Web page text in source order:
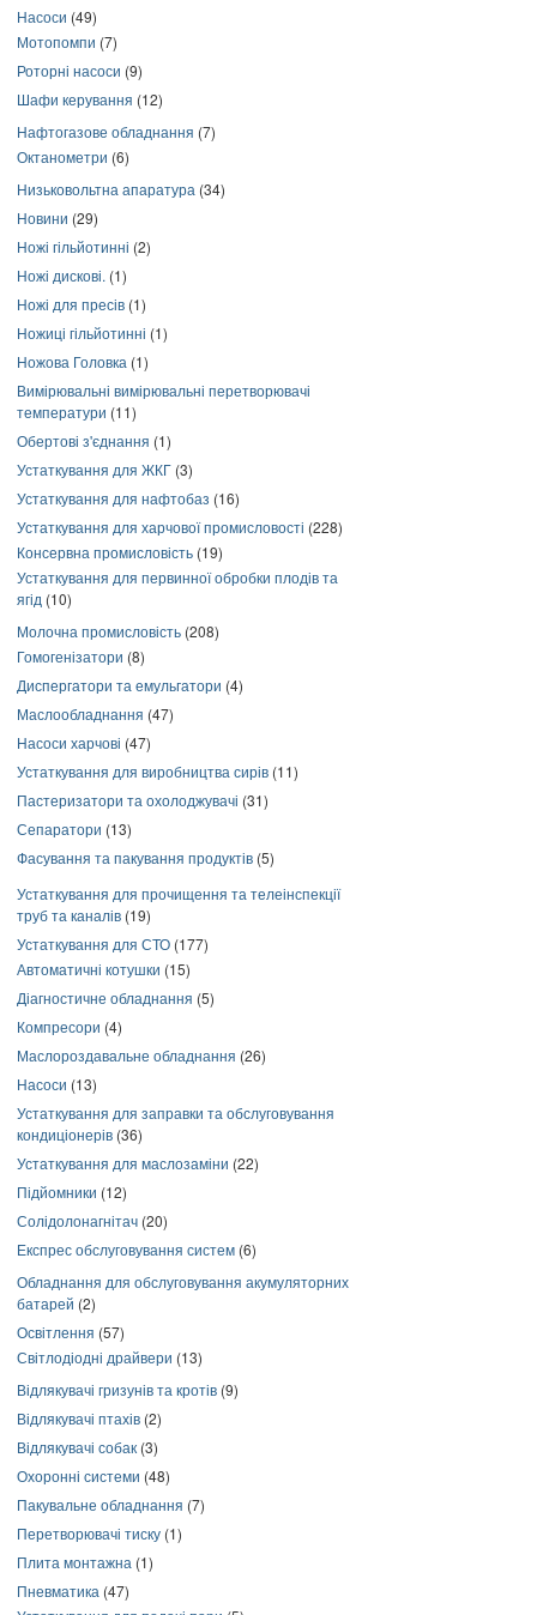
Насоси (49)
Мотопомпи (7)
Роторні насоси (9)
Шафи керування (12)
Нафтогазове обладнання (7)
Октанометри (6)
Низьковольтна апаратура (34)
Новини (29)
Ножі гільйотинні (2)
Ножі дискові. (1)
Ножі для пресів (1)
Ножиці гільйотинні (1)
Ножова Головка (1)
Вимірювальні вимірювальні перетворювачі
температури (11)
Обертові з'єднання (1)
Устаткування для ЖКГ (3)
Устаткування для нафтобаз (16)
Устаткування для харчової промисловості (228)
Консервна промисловість (19)
Устаткування для первинної обробки плодів та
ягід (10)
Молочна промисловість (208)
Гомогенізатори (8)
Диспергатори та емульгатори (4)
Маслообладнання (47)
Насоси харчові (47)
Устаткування для виробництва сирів (11)
Пастеризатори та охолоджувачі (31)
Сепаратори (13)
Фасування та пакування продуктів (5)
Устаткування для прочищення та телеінспекції
труб та каналів (19)
Устаткування для СТО (177)
Автоматичні котушки (15)
Діагностичне обладнання (5)
Компресори (4)
Маслороздавальне обладнання (26)
Насоси (13)
Устаткування для заправки та обслуговування
кондиціонерів (36)
Устаткування для маслозаміни (22)
Підйомники (12)
Солідолонагнітач (20)
Експрес обслуговування систем (6)
Обладнання для обслуговування акумуляторних
батарей (2)
Освітлення (57)
Світлодіодні драйвери (13)
Відлякувачі гризунів та кротів (9)
Відлякувачі птахів (2)
Відлякувачі собак (3)
Охоронні системи (48)
Пакувальне обладнання (7)
Перетворювачі тиску (1)
Плита монтажна (1)
Пневматика (47)